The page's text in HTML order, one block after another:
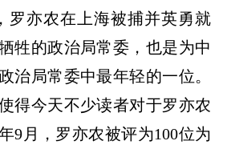
罗亦农在上海被捕并英勇就
牲的政治局常委，也是为中
治局常委中最年轻的一位。
得今天不少读者对于罗亦农
9 月，罗亦农被评为100位为